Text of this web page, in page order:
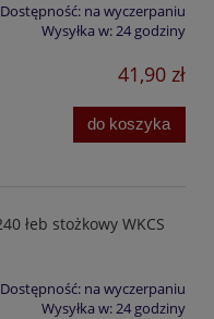
Dostępność: na wyczerpaniu
Wysyłka w:24 godziny
41,90 zł
do koszyka
łeb stożkowy WKCS
Dostępność: na wyczerpaniu
Wysyłka w: 24 godziny